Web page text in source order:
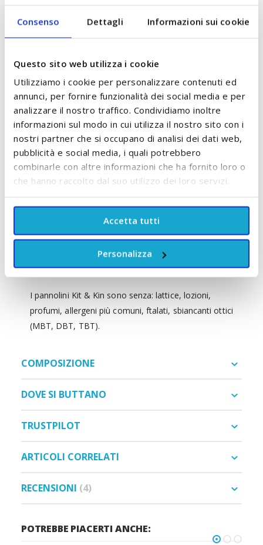
Consenso Dettagli Informazioni sui cookie
Questo sito web utilizza i cookie
Utilizziamo i cookie per personalizzare contenuti ed
annunci, per fornire funzionalità dei social media e per
analizzare il nostro traffico. Condividiamo inoltre
informazioni sul modo in cui utilizza il nostro sito con i
nostri partner che si occupano di analisi dei dati web,
pubblicità e social media, i quali potrebbero
combinarle con altre informazioni che ha fornito loro o
che hanno raccolto dal suo utilizzo dei loro servizi.
Accetta tutti
Personalizza
biodegrada entro 3-6 anni.
L'elastico morbido in vita e le barriere fuoriuscita nei
pannolini Kit & Kin si adattano naturalmente alla
forma del corpo del tuo bambino per una maggiore
libertà di movimento. Poiché Kit & Kin utilizza un
numero significativamente inferiore di sostanze
chimiche rispetto ai pannolini tradizionali, la pelle del
tuo bambino entrerà in contatto solo con i materiali
delicati e naturali, salvaguardala da problemi come
Gli splendidi disegni di animali sono stampati solo
coninchiostri vegetali, rendendoli super sicuri e
I pannolini Kit & Kin sono senza: lattice, lozioni,
profumi, allergeni più comuni, ftalati, sbiancanti ottici
(MBT, DBT, TBT).
COMPOSIZIONE
DOVE SI BUTTANO
TRUSTPILOT
ARTICOLI CORRELATI
RECENSIONI 4
POTREBBE PIACERTI ANCHE: